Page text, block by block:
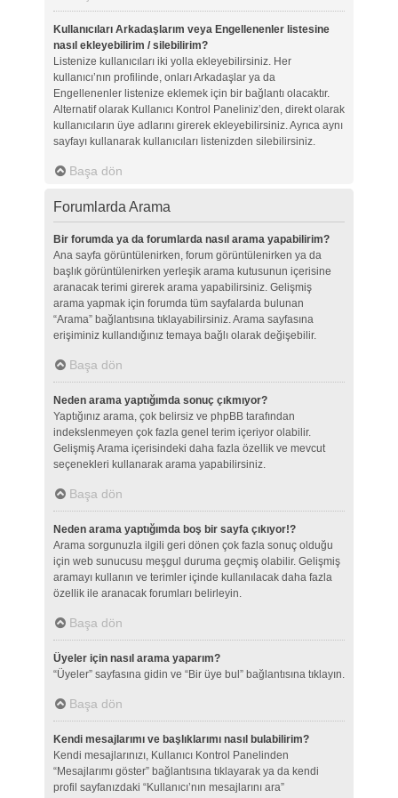
Kullanıcıları Arkadaşlarım veya Engellenenler listesine
nasıl ekleyebilirim / silebilirim?
Listenize kullanıcıları iki yolla ekleyebilirsiniz. Her
kullanıcı’nın profilinde, onları Arkadaşlar ya da
Engellenenler listenize eklemek için bir bağlantı olacaktır.
Alternatif olarak Kullanıcı Kontrol Paneliniz’den, direkt olarak
kullanıcıların üye adlarını girerek ekleyebilirsiniz. Ayrıca aynı
sayfayı kullanarak kullanıcıları listenizden silebilirsiniz.
Başa dön
Forumlarda Arama
Bir forumda ya da forumlarda nasıl arama yapabilirim?
Ana sayfa görüntülenirken, forum görüntülenirken ya da
başlık görüntülenirken yerleşik arama kutusunun içerisine
aranacak terimi girerek arama yapabilirsiniz. Gelişmiş
arama yapmak için forumda tüm sayfalarda bulunan
“Arama” bağlantısına tıklayabilirsiniz. Arama sayfasına
erişiminiz kullandığınız temaya bağlı olarak değişebilir.
Başa dön
Neden arama yaptığımda sonuç çıkmıyor?
Yaptığınız arama, çok belirsiz ve phpBB tarafından
indekslenmeyen çok fazla genel terim içeriyor olabilir.
Gelişmiş Arama içerisindeki daha fazla özellik ve mevcut
seçenekleri kullanarak arama yapabilirsiniz.
Başa dön
Neden arama yaptığımda boş bir sayfa çıkıyor!?
Arama sorgunuzla ilgili geri dönen çok fazla sonuç olduğu
için web sunucusu meşgul duruma geçmiş olabilir. Gelişmiş
aramayı kullanın ve terimler içinde kullanılacak daha fazla
özellik ile aranacak forumları belirleyin.
Başa dön
Üyeler için nasıl arama yaparım?
“Üyeler” sayfasına gidin ve “Bir üye bul” bağlantısına tıklayın.
Başa dön
Kendi mesajlarımı ve başlıklarımı nasıl bulabilirim?
Kendi mesajlarınızı, Kullanıcı Kontrol Panelinden
“Mesajlarımı göster” bağlantısına tıklayarak ya da kendi
profil sayfanızdaki “Kullanıcı’nın mesajlarını ara”